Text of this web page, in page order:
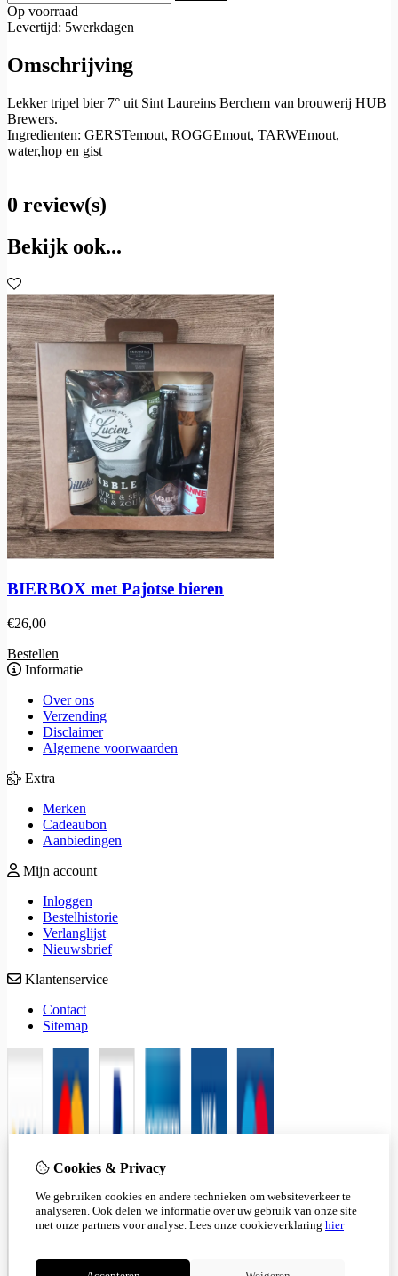
Op voorraad
Levertijd: 5werkdagen
Omschrijving
Lekker tripel bier 7° uit Sint Laureins Berchem van brouwerij HUB
Brewers.
Ingredienten: GERSTemout, ROGGEmout, TARWEmout,
water,hop en gist
0 review(s)
Bekijk ook...
BIERBOX met Pajotse bieren
€26,00
Bestellen
Informatie
Over ons
Verzending
Disclaimer
Algemene voorwaarden
Extra
Merken
Cadeaubon
Aanbiedingen
Mijn account
Inloggen
Bestelhistorie
Verlanglijst
Nieuwsbrief
Klantenservice
Contact
Sitemap
Cookies & Privacy
We gebruiken cookies en andere technieken om websiteverkeer te
analyseren. Ook delen we informatie over uw gebruik van onze site
met onze partners voor analyse. Lees onze cookieverklaring hier